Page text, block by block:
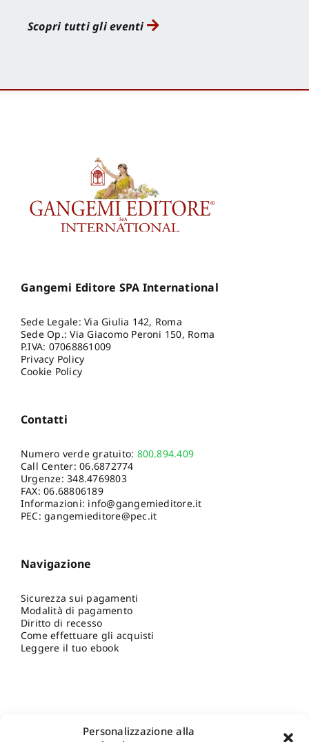
Personalizzazione alla
Scopri tutti gli eventi
Gangemi Editore SPA International
Sede Legale: Via Giulia 142, Roma
Sede Op.: Via Giacomo Peroni 150, Roma
P.IVA: 07068861009
Privacy Policy
Cookie Policy
Contatti
Numero verde gratuito: 800.894.409
Call Center:06.6872774
Urgenze:348.4769803
FAX: 06.68806189
Informazioni: info@gangemieditore.it
PEC: gangemieditore@pec.it
Navigazione
Sicurezza sui pagamenti
Modalità di pagamento
Diritto di recesso
Come effettuare gli acquisti
Leggere il tuo ebook